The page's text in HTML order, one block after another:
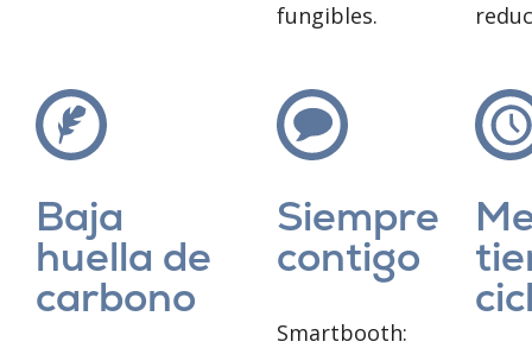
fungibles.
Baja
huella de
carbono
Siempre
contigo
Smartbooth: